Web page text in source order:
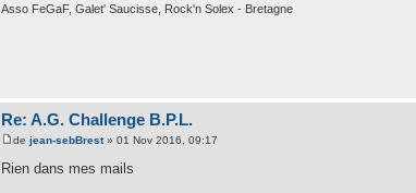
Asso FeGaF, Galet' Saucisse, Rock'n Solex - Bretagne
Re: A.G. Challenge B.P.L.
de jean-sebBrest» 01 Nov 2016, 09:17
Rien dans mes mails